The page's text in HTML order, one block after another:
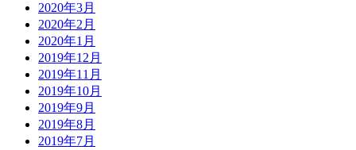
2020年3月
2020年2月
2020年1月
2019年12月
2019年11月
2019年10月
2019年9月
2019年8月
2019年7月